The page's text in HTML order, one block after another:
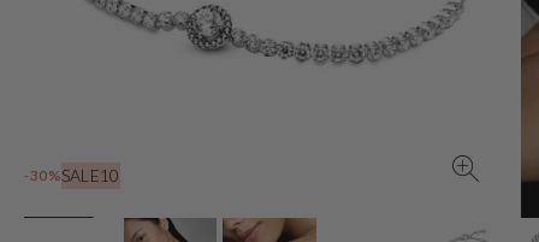
-30%SALE10
1
in